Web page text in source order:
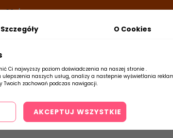
/TUBADZIN- DODAJ PRODUKT DO
Szczegóły O Cookies
Ci najwyższy poziom doświadczenia na naszej stronie .
naszych usług, analizy a nastepnie wyświetlania
zachowań podczas nawigacji.
AKCEPTUJ WSZYSTKIE